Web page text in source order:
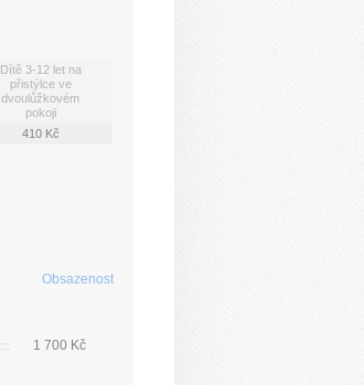
Dítě 3-12 let na
přistýlce ve
dvoulůžkovém
pokoji
410 Kč
Obsazenost
1 700 Kč